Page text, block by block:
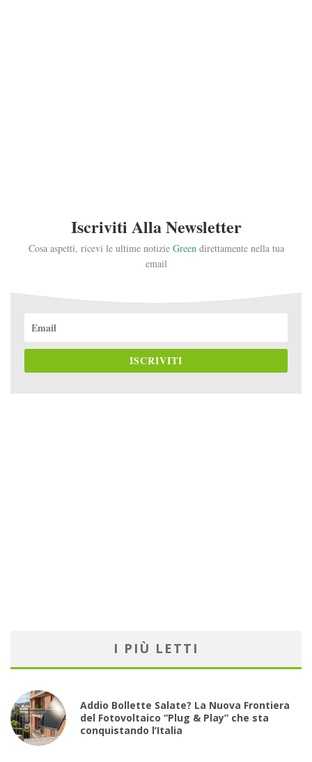
Iscriviti Alla Newsletter
Cosa aspetti, ricevi le ultime notizie Greendirettamente nella tua
email
ISCRIVITI
I PIÙ LETTI
Addio Bollette Salate? La Nuova Frontiera
del Fotovoltaico “Plug & Play” che sta
conquistando l’Italia